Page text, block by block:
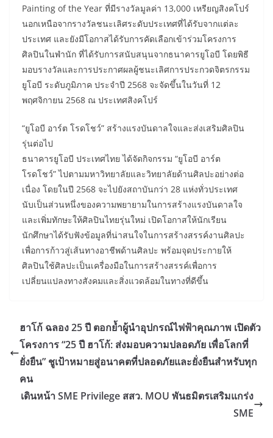
Painting of the Year ที่มีรางวัลมูลค่า 13,000 เหรียญสิงคโปร์
นอกเหนือจากรางวัลชนะเลิศระดับประเทศที่ได้รับจากแต่ละ
ประเทศ และยังมีโอกาสได้รับการคัดเลือกเข้าร่วมโครงการ
ศิลปินในพำนัก ที่ได้รับการสนับสนุนจากธนาคารยูโอบี โดยพิธี
มอบรางวัลและการประกาศผลผู้ชนะเลิศการประกวดจิตรกรรม
ยูโอบี ระดับภูมิภาค ประจำปี 2568 จะจัดขึ้นในวันที่ 12
พฤศจิกายน 2568 ณ ประเทศสิงคโปร์
“ยูโอบี อาร์ต โรดโชว์” สร้างแรงบันดาลใจและส่งเสริมศิลปิน
รุ่นต่อไป
ธนาคารยูโอบี ประเทศไทย ได้จัดกิจกรรม “ยูโอบี อาร์ต
โรดโชว์” ไปตามมหาวิทยาลัยและวิทยาลัยด้านศิลปะอย่างต่อ
เนื่อง โดยในปี 2568 จะไปยังสถาบันกว่า 28 แห่งทั่วประเทศ
นับเป็นส่วนหนึ่งของความพยายามในการสร้างแรงบันดาลใจ
และเพิ่มทักษะให้ศิลปินไทยรุ่นใหม่ เปิดโอกาสให้นักเรียน
นักศึกษาได้รับฟังข้อมูลที่น่าสนใจในการสร้างสรรค์งานศิลปะ
เพื่อการก้าวสู่เส้นทางอาชีพด้านศิลปะ พร้อมจุดประกายให้
ศิลปินใช้ศิลปะเป็นเครื่องมือในการสร้างสรรค์เพื่อการ
เปลี่ยนแปลงทางสังคมและสิ่งแวดล้อมในทางที่ดีขึ้น
ฮาโก้ ฉลอง 25 ปี ตอกย้ำผู้นำอุปกรณ์ไฟฟ้าคุณภาพ เปิดตัว
โครงการ “25 ปี ฮาโก้: ส่งมอบความปลอดภัย เพื่อโลกที่
ยั่งยืน” ชูเป้าหมายสู่อนาคตที่ปลอดภัยและยั่งยืนสำหรับทุก
คน
เดินหน้า SME Privilege สสว. MOU พันธมิตรเสริมแกร่ง
SME